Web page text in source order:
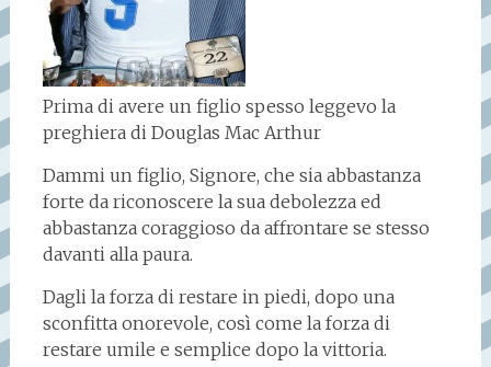
Prima di avere un figlio spesso leggevo la
preghiera di Douglas Mac Arthur
Dammi un figlio, Signore, che sia abbastanza
forte da riconoscere la sua debolezza ed
abbastanza coraggioso da affrontare se stesso
davanti alla paura.
Dagli la forza di restare in piedi, dopo una
sconfitta onorevole, così come la forza di
restare umile e semplice dopo la vittoria.